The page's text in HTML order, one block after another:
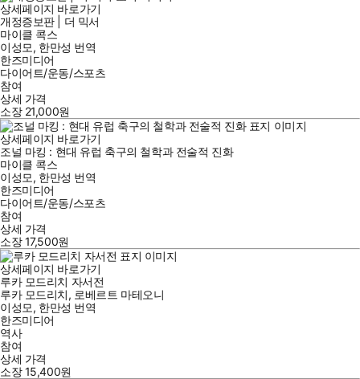
상세페이지 바로가기
개정증보판 | 더 믹서
마이클 콕스
이성모, 한만성 번역
한즈미디어
다이어트/운동/스포츠
참여
상세 가격
소장 21,000원
상세페이지 바로가기
조널 마킹 : 현대 유럽 축구의 철학과 전술적 진화
마이클 콕스
이성모, 한만성 번역
한즈미디어
다이어트/운동/스포츠
참여
상세 가격
소장17,500원
상세페이지 바로가기
루카 모드리치 자서전
루카 모드리치, 로베르트 마테오니
이성모, 한만성 번역
한즈미디어
역사
참여
상세 가격
소장15,400원